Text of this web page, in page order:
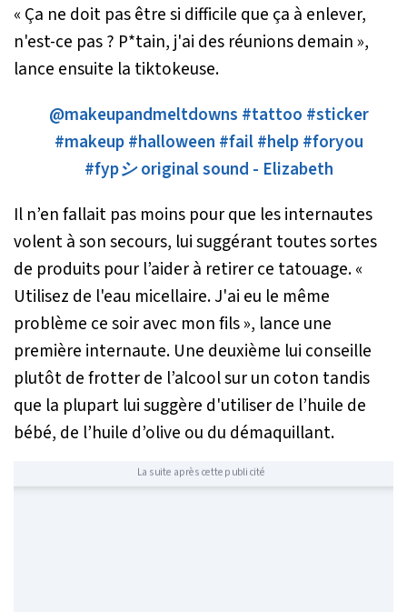
« Ça ne doit pas être si difficile que ça à enlever,
n'est-ce pas ? P*tain, j'ai des réunions demain »,
lance ensuite la tiktokeuse.
@makeupandmeltdowns #tattoo #sticker
#makeup#halloween #fail#help#foryou
#fypシoriginal sound - Elizabeth
Il n’en fallait pas moins pour que les internautes
volent à son secours, lui suggérant toutes sortes
de produits pour l’aider à retirer ce tatouage. «
Utilisez de l'eau micellaire. J'ai eu le même
problème ce soir avec mon fils», lance une
première internaute. Une deuxième lui conseille
plutôt de frotter de l’alcool sur un coton tandis
que la plupart lui suggère d'utiliser de l’huile de
bébé, de l’huile d’olive ou du démaquillant.
La suite après cette publicité